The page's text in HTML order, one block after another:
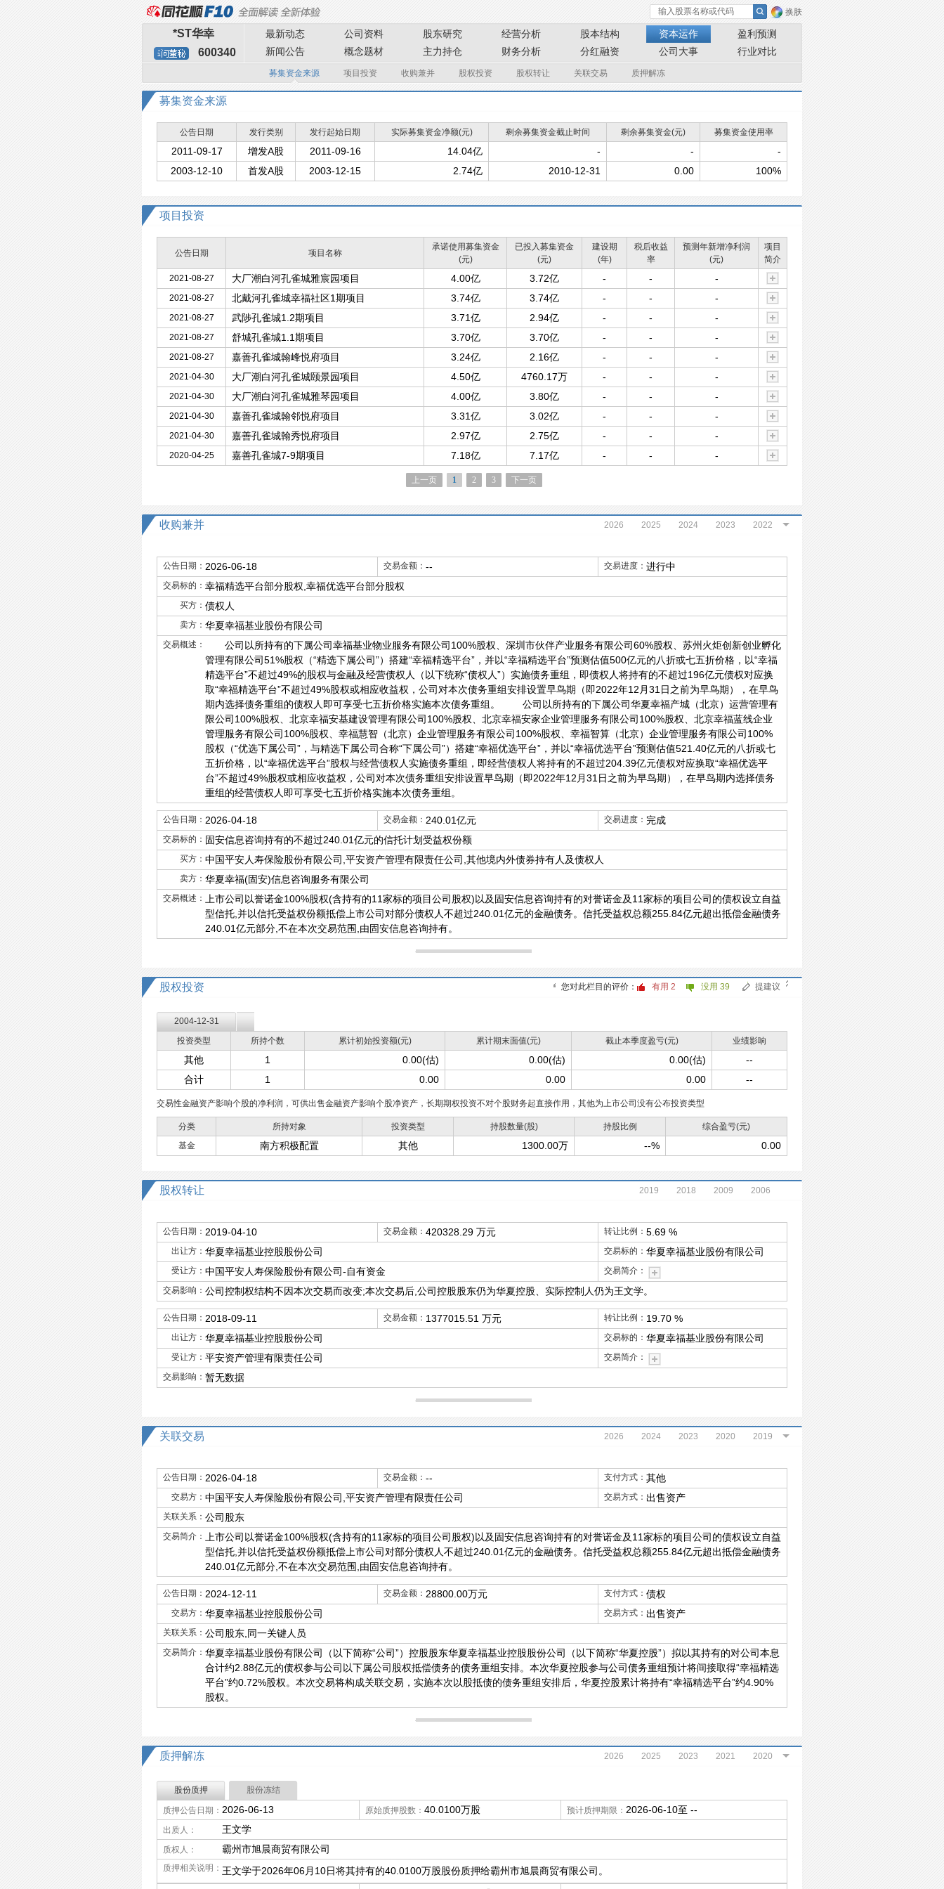
换肤
*ST华幸
600340
最新动态 公司资料 股东研究 经营分析 股本结构 资本运作
盈利预测
新闻公告
概念题材 主力持仓 财务分析 分红融资 公司大事 行业对比
募集资金来源 项目投资 收购兼并 股权投资 股权转让 关联交易 质押解冻
募集资金来源
公告日期 发行类别 发行起始日期 实际募集资金净额(元) 剩余募集资金截止时间 剩余募集资金(元) 募集资金使用率
2011-09-17 增发A股 2011-09-16 14.04亿 - -
-
2003-12-10
首发A股 2003-12-15 2.74亿 2010-12-31 0.00 100%
项目投资
公告日期 项目名称
承诺使用募集资金
(元)
已投入募集资金
(元)
建设期
(年)
税后收益
率
预测年新增净利润
(元)
项目
简介
2021-08-27
大厂潮白河孔雀城雅宸园项目 4.00亿 3.72亿 - - -
2021-08-27 北戴河孔雀城幸福社区1期项目 3.74亿 3.74亿 - - -
2021-08-27 武陟孔雀城1.2期项目 3.71亿 2.94亿 - - -
2021-08-27 舒城孔雀城1.1期项目 3.70亿 3.70亿 - - -
2021-08-27 嘉善孔雀城翰峰悦府项目 3.24亿 2.16亿 - - -
2021-04-30 大厂潮白河孔雀城颐景园项目 4.50亿 4760.17万 - - -
2021-04-30 大厂潮白河孔雀城雅琴园项目 4.00亿 3.80亿 - - -
2021-04-30 嘉善孔雀城翰邻悦府项目 3.31亿 3.02亿 - - -
2021-04-30 嘉善孔雀城翰秀悦府项目 2.97亿 2.75亿 - - -
2020-04-25 嘉善孔雀城7-9期项目 7.18亿 7.17亿 - - -
上一页 1 2 3 下一页
收购兼并 2026 2025 2024 2023 2022
2016 2015
公告日期： 2026-06-18 交易金额： -- 交易进度： 进行中
交易标的： 幸福精选平台部分股权,幸福优选平台部分股权
买方： 债权人
卖方： 华夏幸福基业股份有限公司
交易概述：
公司以所持有的下属公司幸福基业物业服务有限公司100%股权、深圳市伙伴产业服务有限公司60%股权、苏州火炬创新创业孵化
管理有限公司51%股权（“精选下属公司”）搭建“幸福精选平台”，并以“幸福精选平台”预测估值500亿元的八折或七五折价格，以“幸福
精选平台”不超过49%的股权与金融及经营债权人（以下统称“债权人”）实施债务重组，即债权人将持有的不超过196亿元债权对应换
取“幸福精选平台”不超过49%股权或相应收益权，公司对本次债务重组安排设置早鸟期（即2022年12月31日之前为早鸟期），在早鸟
期内选择债务重组的债权人即可享受七五折价格实施本次债务重组。 公司以所持有的下属公司华夏幸福产城（北京）运营管理有
限公司100%股权、北京幸福安基建设管理有限公司100%股权、北京幸福安家企业管理服务有限公司100%股权、北京幸福蓝线企业
管理服务有限公司100%股权、幸福慧智（北京）企业管理服务有限公司100%股权、幸福智算（北京）企业管理服务有限公司100%
股权（“优选下属公司”，与精选下属公司合称“下属公司”）搭建“幸福优选平台”，并以“幸福优选平台”预测估值521.40亿元的八折或七
五折价格，以“幸福优选平台”股权与经营债权人实施债务重组，即经营债权人将持有的不超过204.39亿元债权对应换取“幸福优选平
台”不超过49%股权或相应收益权，公司对本次债务重组安排设置早鸟期（即2022年12月31日之前为早鸟期），在早鸟期内选择债务
重组的经营债权人即可享受七五折价格实施本次债务重组。
公告日期： 2026-04-18 交易金额： 240.01亿元 交易进度： 完成
交易标的： 固安信息咨询持有的不超过240.01亿元的信托计划受益权份额
买方： 中国平安人寿保险股份有限公司,平安资产管理有限责任公司,其他境内外债券持有人及债权人
卖方： 华夏幸福(固安)信息咨询服务有限公司
交易概述： 上市公司以誉诺金100%股权(含持有的11家标的项目公司股权)以及固安信息咨询持有的对誉诺金及11家标的项目公司的债权设立自益
型信托,并以信托受益权份额抵偿上市公司对部分债权人不超过240.01亿元的金融债务。信托受益权总额255.84亿元超出抵偿金融债务
240.01亿元部分,不在本次交易范围,由固安信息咨询持有。
股权投资 您对此栏目的评价： 有用 2 没用 39 提建议
2004-12-31
投资类型
所持个数 累计初始投资额(元) 累计期末面值(元) 截止本季度盈亏(元) 业绩影响
其他 1 0.00(估) 0.00(估) 0.00(估)
--
合计
1 0.00 0.00 0.00 --
交易性金融资产影响个股的净利润，可供出售金融资产影响个股净资产，长期期权投资不对个股财务起直接作用，其他为上市公司没有公布投资类型
分类 所持对象 投资类型 持股数量(股) 持股比例
综合盈亏(元)
基金
南方积极配置 其他 1300.00万 --% 0.00
股权转让 2019 2018 2009 2006
公告日期： 2019-04-10 交易金额： 420328.29 万元 转让比例： 5.69 %
出让方： 华夏幸福基业控股股份公司 交易标的： 华夏幸福基业股份有限公司
受让方： 中国平安人寿保险股份有限公司-自有资金
交易简介：
交易影响： 公司控制权结构不因本次交易而改变;本次交易后,公司控股股东仍为华夏控股、实际控制人仍为王文学。
公告日期： 2018-09-11 交易金额： 1377015.51 万元 转让比例： 19.70 %
出让方： 华夏幸福基业控股股份公司 交易标的： 华夏幸福基业股份有限公司
受让方： 平安资产管理有限责任公司
交易简介：
交易影响： 暂无数据
关联交易 2026 2024 2023 2020 2019
2013 2011
公告日期： 2026-04-18 交易金额： -- 支付方式： 其他
交易方： 中国平安人寿保险股份有限公司,平安资产管理有限责任公司 交易方式： 出售资产
关联关系： 公司股东
交易简介： 上市公司以誉诺金100%股权(含持有的11家标的项目公司股权)以及固安信息咨询持有的对誉诺金及11家标的项目公司的债权设立自益
型信托,并以信托受益权份额抵偿上市公司对部分债权人不超过240.01亿元的金融债务。信托受益权总额255.84亿元超出抵偿金融债务
240.01亿元部分,不在本次交易范围,由固安信息咨询持有。
公告日期： 2024-12-11 交易金额： 28800.00万元 支付方式： 债权
交易方： 华夏幸福基业控股股份公司 交易方式： 出售资产
关联关系： 公司股东,同一关键人员
交易简介： 华夏幸福基业股份有限公司（以下简称“公司”）控股股东华夏幸福基业控股股份公司（以下简称“华夏控股”）拟以其持有的对公司本息
合计约2.88亿元的债权参与公司以下属公司股权抵偿债务的债务重组安排。本次华夏控股参与公司债务重组预计将间接取得“幸福精选
平台”约0.72%股权。本次交易将构成关联交易，实施本次以股抵债的债务重组安排后，华夏控股累计将持有“幸福精选平台”约4.90%
股权。
质押解冻 2026 2025 2023 2021 2020
2014 2013 2012 2011
股份质押 股份冻结
质押公告日期： 2026-06-13 原始质押股数： 40.0100万股 预计质押期限： 2026-06-10至 --
出质人： 王文学
质权人： 霸州市旭晨商贸有限公司
质押相关说明： 王文学于2026年06月10日将其持有的40.0100万股股份质押给霸州市旭晨商贸有限公司。